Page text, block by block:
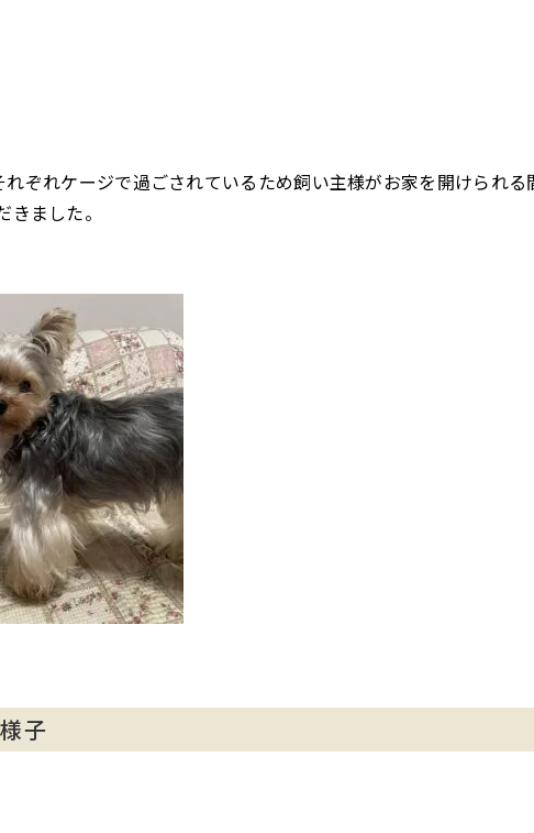
れぞれケージで過ごされているため飼い主様がお家を開けられる
ました。
子